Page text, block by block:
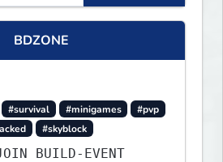
BDZONE
#survival #minigames
#pvp
#skyblock